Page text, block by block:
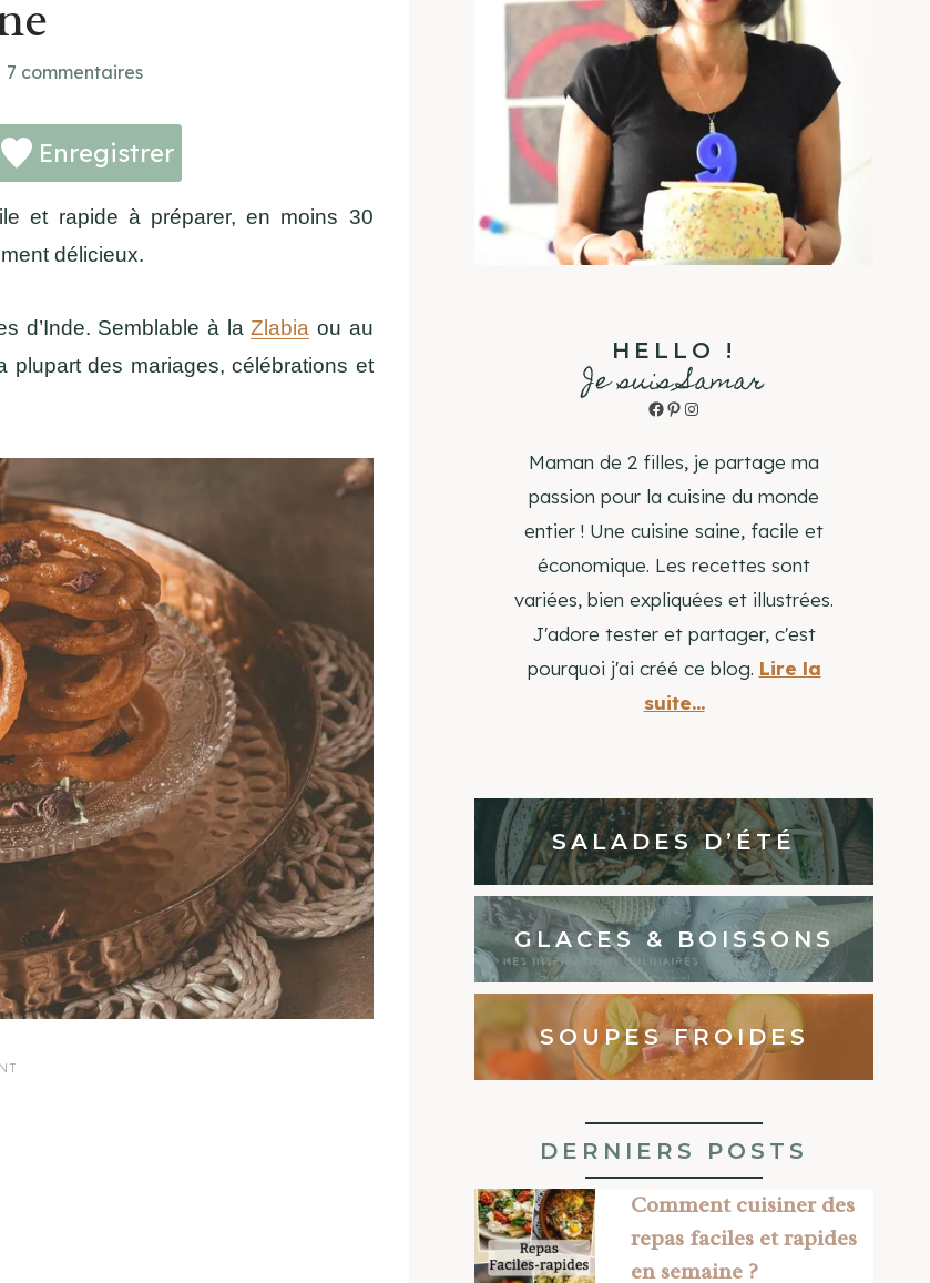
7 commentaires
Enregistrer
et rapide à préparer, en moins 30
délicieux.
d’Inde. Semblable à laZlabia ou au
plupart des mariages, célébrations et
HELLO !
Je suis Samar
Facebook
Pinterest
Instagram
Maman de 2 filles, je partage ma
passion pour la cuisine du monde
entier ! Une cuisine saine, facile et
économique. Les recettes sont
variées, bien expliquées et illustrées.
J'adore tester et partager, c'est
pourquoi j'ai créé ce blog. Lire la
suite...
SALADES D’ÉTÉ
GLACES & BOISSONS
SOUPES FROIDES
DERNIERS POSTS
Comment cuisiner des
repas faciles et rapides
en semaine ?